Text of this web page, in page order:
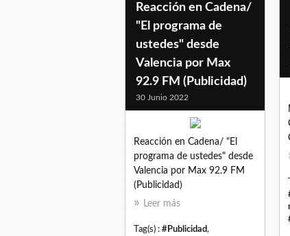
Reacción en Cadena/
"El programa de
ustedes" desde
Valencia por Max
92.9 FM (Publicidad)
30 Junio 2022
Reacción en Cadena/ "El
programa de ustedes" desde
Valencia por Max 92.9 FM
(Publicidad)
Leer más
Tag(s) : #Publicidad,